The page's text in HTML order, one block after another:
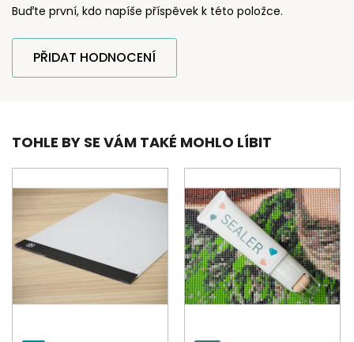
Buďte první, kdo napíše příspěvek k této položce.
PŘIDAT HODNOCENÍ
TOHLE BY SE VÁM TAKÉ MOHLO LÍBIT